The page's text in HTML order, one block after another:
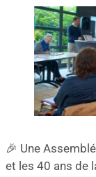
🎉 Une
et les 40 ans de